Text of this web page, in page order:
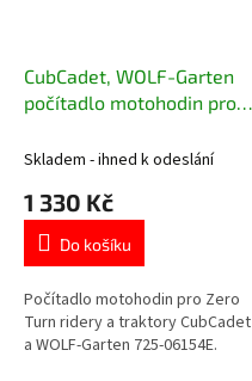
CubCadet, WOLF-Garten
počítadlo motohodin pro
725-06154E
Skladem - ihned k odeslání
1 330 Kč
Do košíku
Počítadlo motohodin pro Zero
Turn ridery a traktory CubCadet
a WOLF-Garten 725-06154E.